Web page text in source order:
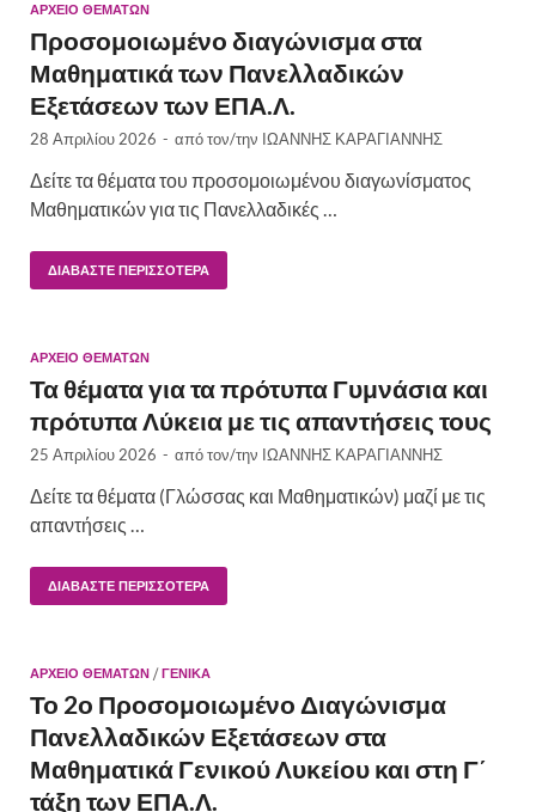
ΑΡΧΕΙΟ ΘΕΜΑΤΩΝ
Προσομοιωμένο διαγώνισμα στα
Μαθηματικά των Πανελλαδικών
Εξετάσεων των ΕΠΑ.Λ.
28 Απριλίου 2026 - από τον/την ΙΩΑΝΝΗΣ ΚΑΡΑΓΙΑΝΝΗΣ
Δείτε τα θέματα του προσομοιωμένου διαγωνίσματος
Μαθηματικών για τις Πανελλαδικές …
ΔΙΑΒΆΣΤΕ ΠΕΡΙΣΣΌΤΕΡΑ
ΑΡΧΕΙΟ ΘΕΜΑΤΩΝ
Τα θέματα για τα πρότυπα Γυμνάσια και
πρότυπα Λύκεια με τις απαντήσεις τους
25 Απριλίου 2026 - από τον/την ΙΩΑΝΝΗΣ ΚΑΡΑΓΙΑΝΝΗΣ
Δείτε τα θέματα (Γλώσσας και Μαθηματικών) μαζί με τις
απαντήσεις …
ΔΙΑΒΆΣΤΕ ΠΕΡΙΣΣΌΤΕΡΑ
ΑΡΧΕΙΟ ΘΕΜΑΤΩΝ /ΓΕΝΙΚΆ
Το 2ο Προσομοιωμένο Διαγώνισμα
Πανελλαδικών Εξετάσεων στα
Μαθηματικά Γενικού Λυκείου και στη Γ΄
τάξη των ΕΠΑ.Λ.